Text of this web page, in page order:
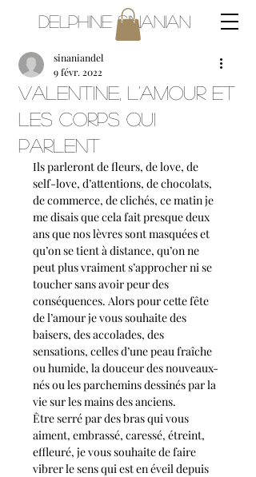
Delphine Sinanian
Valentine, l'amour et
les corps qui
parlent
sinaniandel
9 févr. 2022
Ils parleront de fleurs, de love, de
self-love, d’attentions, de chocolats,
de commerce, de clichés, ce matin je
me disais que cela fait presque deux
ans que nos lèvres sont masquées et
qu’on se tient à distance, qu’on ne
peut plus vraiment s’approcher ni se
toucher sans avoir peur des
conséquences. Alors pour cette fête
de l’amour je vous souhaite des
baisers, des accolades, des
sensations, celles d’une peau fraîche
ou humide, la douceur des nouveaux-
nés ou les parchemins dessinés par la
vie sur les mains des anciens.
Être serré par des bras qui vous
aiment, embrassé, caressé, étreint,
effleuré, je vous souhaite de faire
vibrer le sens qui est en éveil depuis